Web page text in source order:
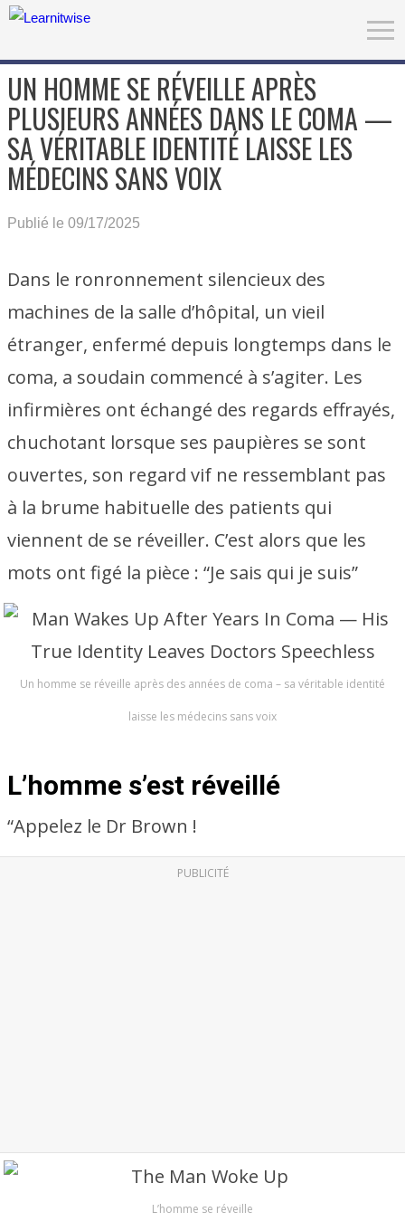
UN HOMME SE RÉVEILLE APRÈS
PLUSIEURS ANNÉES DANS LE COMA —
SA VÉRITABLE IDENTITÉ LAISSE LES
MÉDECINS SANS VOIX
Publié le 09/17/2025
Dans le ronronnement silencieux des
machines de la salle d’hôpital, un vieil
étranger, enfermé depuis longtemps dans le
coma, a soudain commencé à s’agiter. Les
infirmières ont échangé des regards effrayés,
chuchotant lorsque ses paupières se sont
ouvertes, son regard vif ne ressemblant pas
à la brume habituelle des patients qui
viennent de se réveiller. C’est alors que les
mots ont figé la pièce : “Je sais qui je suis”
Un homme se réveille après des années de coma – sa véritable identité
laisse les médecins sans voix
L’homme s’est réveillé
“Appelez le Dr Brown !
PUBLICITÉ
L’homme se réveille